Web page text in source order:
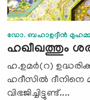
ഡോ. ബഹാഉദ്ദീന്‍
ഹഖീഖത്തും
ഹ.ഉമര്‍(റ)
ഹദീസില്‍
വിഭജിച്ചിട്ടുണ്ട്....